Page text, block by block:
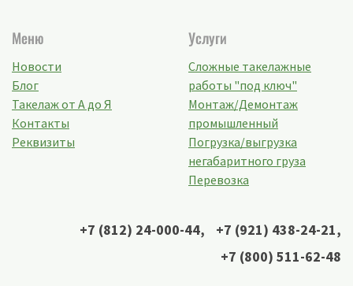
Меню
Новости
Блог
Такелаж от А до Я
Контакты
Реквизиты
Услуги
Сложные такелажные
работы "под ключ"
Монтаж/Демонтаж
промышленный
Погрузка/выгрузка
негабаритного груза
Перевозка
+7 (812) 24-000-44, +7 (921) 438-24-21,
+7 (800) 511-62-48